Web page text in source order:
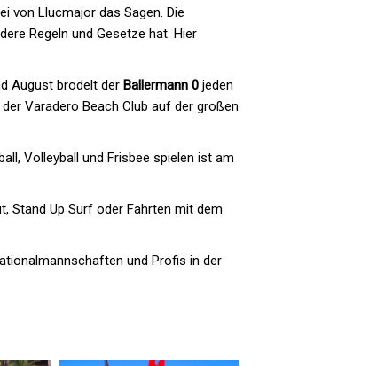
von Llucmajor das Sagen. Die
Regeln und Gesetze hat. Hier
August brodelt der Ballermann 0 jeden
Varadero Beach Club auf der großen
Volleyball und Frisbee spielen ist am
Stand Up Surf oder Fahrten mit dem
und Profis in der